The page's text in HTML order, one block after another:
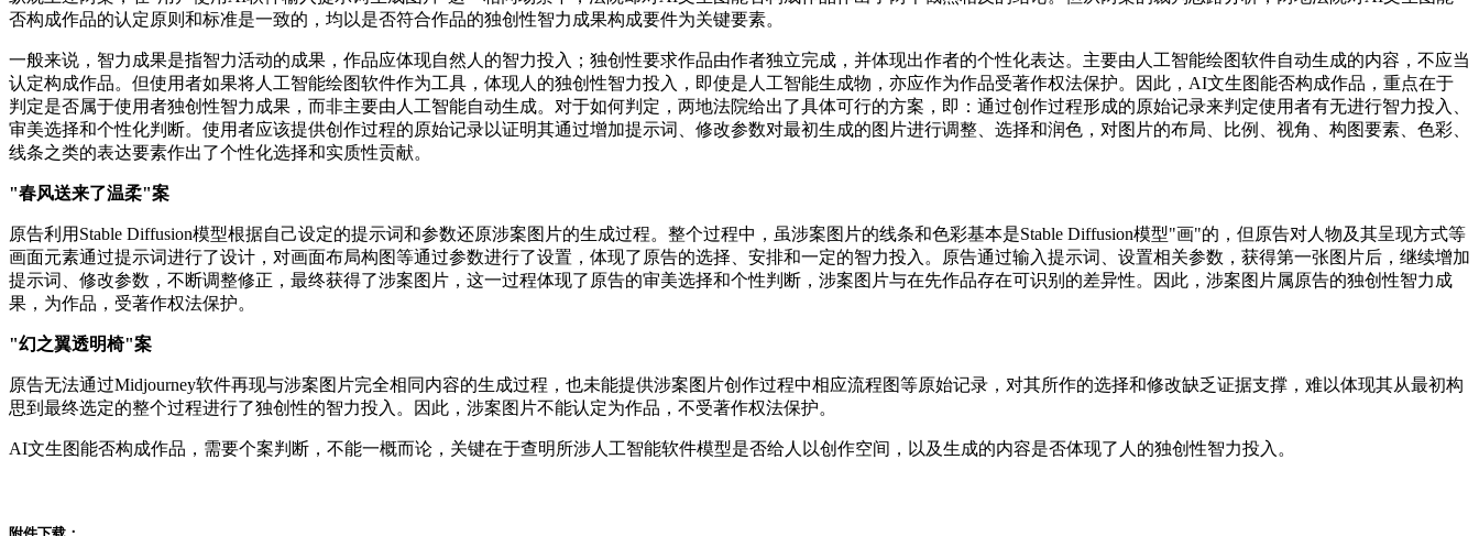
否构成作品的认定原则和标准是一致的，均以是否符合作品的独创性智力成果构成要件为关键要素。
一般来说，智力成果是指智力活动的成果，作品应体现自然人的智力投入；独创性要求作品由作者独立完成，并体现出作者的个性化表达。主要由人工智能绘图软件自动生成的内容，不应当
认定构成作品。但使用者如果将人工智能绘图软件作为工具，体现人的独创性智力投入，即使是人工智能生成物，亦应作为作品受著作权法保护。因此，AI文生图能否构成作品，重点在于
判定是否属于使用者独创性智力成果，而非主要由人工智能自动生成。对于如何判定，两地法院给出了具体可行的方案，即：通过创作过程形成的原始记录来判定使用者有无进行智力投入、
审美选择和个性化判断。使用者应该提供创作过程的原始记录以证明其通过增加提示词、修改参数对最初生成的图片进行调整、选择和润色，对图片的布局、比例、视角、构图要素、色彩、
线条之类的表达要素作出了个性化选择和实质性贡献。
"春风送来了温柔"案
原告利用Stable Diffusion模型根据自己设定的提示词和参数还原涉案图片的生成过程。整个过程中，虽涉案图片的线条和色彩基本是Stable Diffusion模型"画"的，但原告对人物及其呈现方式等
画面元素通过提示词进行了设计，对画面布局构图等通过参数进行了设置，体现了原告的选择、安排和一定的智力投入。原告通过输入提示词、设置相关参数，获得第一张图片后，继续增加
提示词、修改参数，不断调整修正，最终获得了涉案图片，这一过程体现了原告的审美选择和个性判断，涉案图片与在先作品存在可识别的差异性。因此，涉案图片属原告的独创性智力成
果，为作品，受著作权法保护。
"幻之翼透明椅"案
原告无法通过Midjourney软件再现与涉案图片完全相同内容的生成过程，也未能提供涉案图片创作过程中相应流程图等原始记录，对其所作的选择和修改缺乏证据支撑，难以体现其从最初构
思到最终选定的整个过程进行了独创性的智力投入。因此，涉案图片不能认定为作品，不受著作权法保护。
AI文生图能否构成作品，需要个案判断，不能一概而论，关键在于查明所涉人工智能软件模型是否给人以创作空间，以及生成的内容是否体现了人的独创性智力投入。